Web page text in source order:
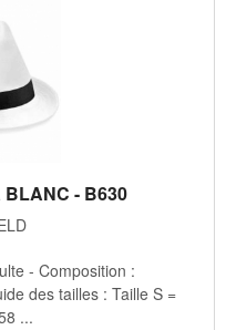
- B630
- Composition :
des tailles : Taille S =
...